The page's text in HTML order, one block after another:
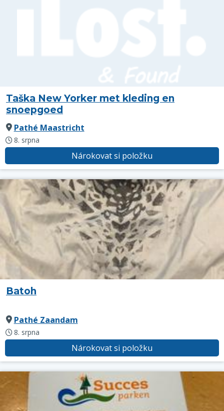
Taška New Yorker met kleding en
snoepgoed
Pathé Maastricht
8. srpna
Nárokovat si položku
Batoh
Pathé Zaandam
8. srpna
Nárokovat si položku